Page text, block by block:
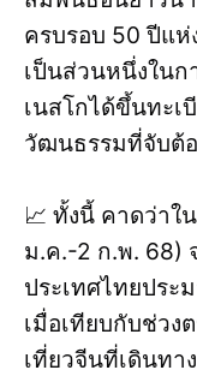
ครบรอบ 50 ปีแ
เป็นส่วนหนึ่งใน
เนสโกได้ขึ้นทะเ
วัฒนธรรมที่จับต้
📈 ทั้งนี้ คาดว่าใ
ม.ค.-2 ก.พ. 68)
ประเทศไทยปร
เมื่อเทียบกับช่วง
เที่ยวจีนที่เดินทา